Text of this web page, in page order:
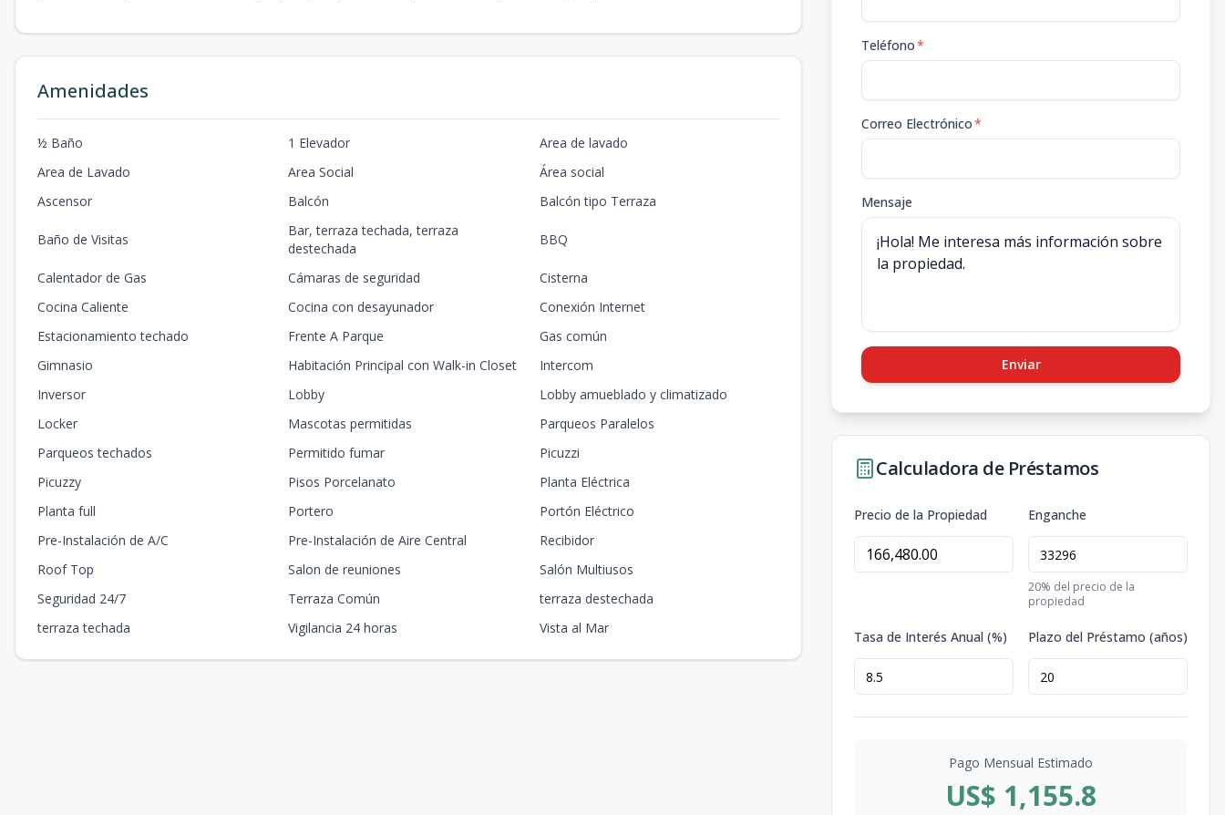
Amenidades
½ Baño 1 Elevador
Area de lavado
Area de Lavado
Area Social
Área social
Ascensor
Balcón Balcón tipo Terraza
Baño de Visitas
Bar, terraza techada, terraza
destechada
BBQ
Calentador de Gas Cámaras de seguridad
Cisterna
Cocina Caliente
Cocina con desayunador
Conexión Internet
Estacionamiento techado
Frente A Parque
Gas común
Gimnasio
Habitación Principal con Walk-in Closet
Intercom
Inversor
Lobby
Lobby amueblado y climatizado
Locker
Mascotas permitidas
Parqueos Paralelos
Parqueos techados
Permitido fumar
Picuzzi
Picuzzy
Pisos Porcelanato
Planta Eléctrica
Planta full
Portero
Portón Eléctrico
Pre-Instalación de A/C
Pre-Instalación de Aire Central
Recibidor
Roof Top
Salon de reuniones
Salón Multiusos
Seguridad 24/7
Terraza Común
terraza destechada
terraza techada
Vigilancia 24 horas Vista al Mar
Teléfono*
Correo Electrónico*
Mensaje
Enviar
Calculadora de Préstamos
Precio de la Propiedad Enganche
20% del precio de la
propiedad
Tasa de Interés Anual (%) Plazo del Préstamo (años)
Pago Mensual Estimado
US$ 1,155.8